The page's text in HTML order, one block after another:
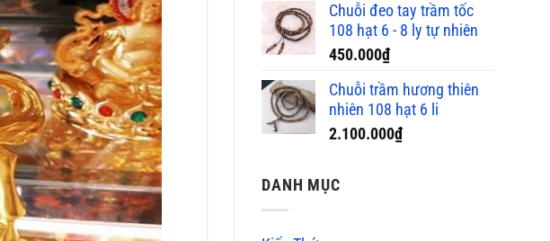
Chuỗi đeo tay trầm tốc
108 hạt 6 - 8 ly tự nhiên
450.000₫
Chuỗi trầm hương thiên
nhiên 108 hạt 6 li
2.100.000₫
DANH MỤC